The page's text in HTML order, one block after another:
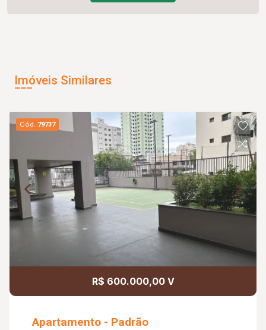
Imóveis Similares
Cód. 79737
R$ 600.000,00 V
Apartamento - Padrão